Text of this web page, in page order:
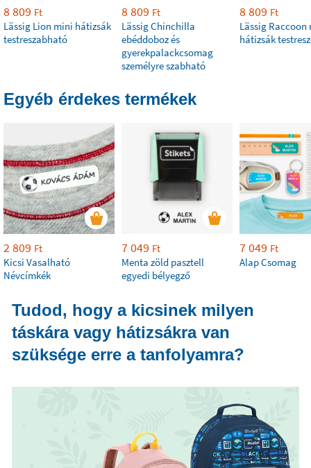
8 809 Ft
Lässig Lion mini hátizsák
testreszabható
8 809 Ft
Lässig Chinchilla
ebéddoboz és
gyerekpalackcsomag
személyre szabható
8 809 Ft
Lässig Raccoon
hátizsák
Egyéb érdekes termékek
2 809 Ft
Kicsi Vasalható
Névcímkék
7 049 Ft
Menta zöld pasztell
egyedi bélyegző
7 049 Ft
Alap Csomag
Tudod, hogy a kicsinek milyen
táskára vagy hátizsákra van
szüksége erre a tanfolyamra?